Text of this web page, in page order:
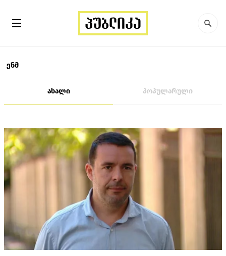
ენმ
ახალი პოპულარული